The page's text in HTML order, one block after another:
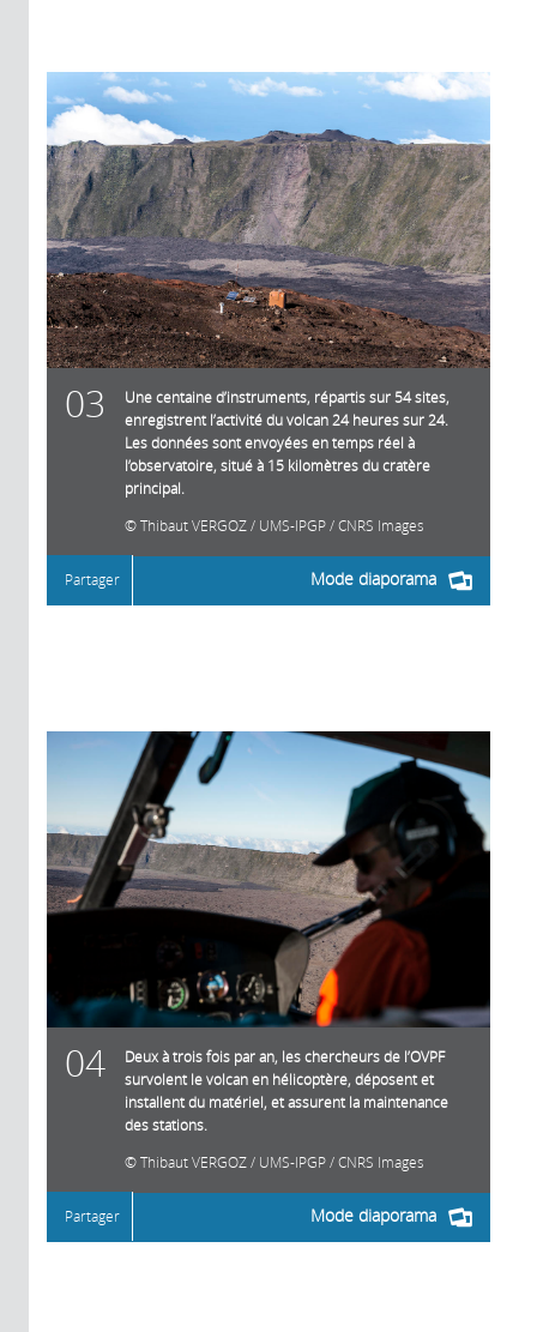
03
Une centaine d’instruments, répartis sur 54 sites,
enregistrent l’activité du volcan 24 heures sur 24.
Les données sont envoyées en temps réel à
l’observatoire, situé à 15 kilomètres du cratère
principal.
Thibaut VERGOZ / UMS-IPGP / CNRS Images
Mode diaporama
Partager
04
Deux à trois fois par an, les chercheurs de l’OVPF
survolent le volcan en hélicoptère, déposent et
installent du matériel, et assurent la maintenance
des stations.
Thibaut VERGOZ / UMS-IPGP / CNRS Images
Mode diaporama
Partager